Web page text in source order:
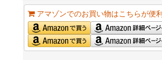
アマゾンでのお買い物はこちらが便利